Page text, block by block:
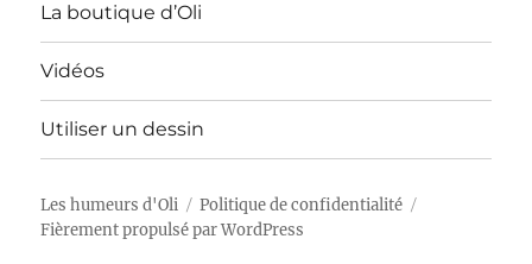
La boutique d’Oli
Vidéos
Utiliser un dessin
Les humeurs d'Oli
Politique de confidentialité
Fièrement propulsé par WordPress